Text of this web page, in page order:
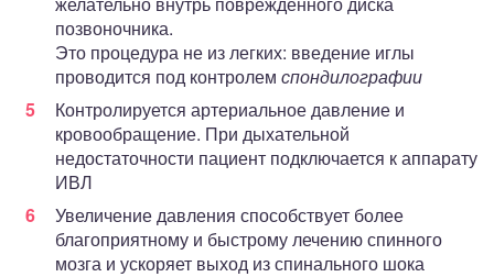
позвоночника.
Это процедура не из легких: введение иглы
проводится под контролем спондилографии
Контролируется артериальное давление и
кровообращение. При дыхательной
недостаточности пациент подключается к аппарату
ИВЛ
Увеличение давления способствует более
благоприятному и быстрому лечению спинного
мозга и ускоряет выход из спинального шока